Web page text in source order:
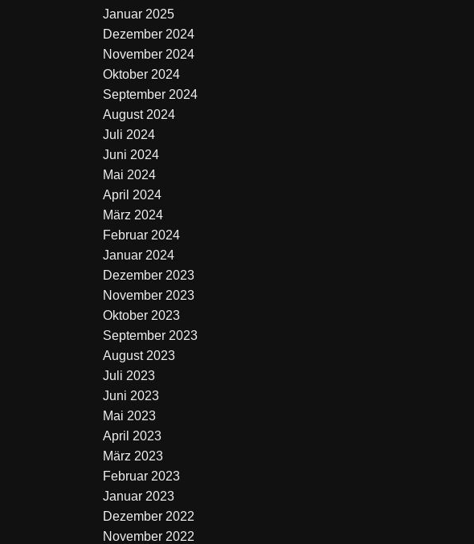
Januar 2025
Dezember 2024
November 2024
Oktober 2024
September 2024
August 2024
Juli 2024
Juni 2024
Mai 2024
April 2024
März 2024
Februar 2024
Januar 2024
Dezember 2023
November 2023
Oktober 2023
September 2023
August 2023
Juli 2023
Juni 2023
Mai 2023
April 2023
März 2023
Februar 2023
Januar 2023
Dezember 2022
November 2022